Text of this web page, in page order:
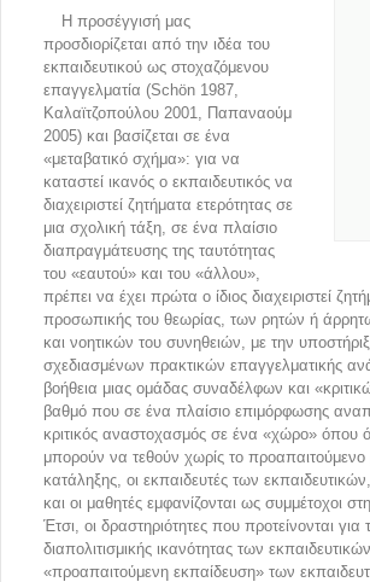
Η προσέγγισή μας
προσδιορίζεται από την ιδέα του
εκπαιδευτικού ως στοχαζόμενου
επαγγελματία (Schӧn 1987,
Καλαϊτζοπούλου 2001, Παπαναούμ
2005) και βασίζεται σε ένα
«μεταβατικό σχήμα»: για να
καταστεί ικανός ο εκπαιδευτικός να
διαχειριστεί ζητήματα ετερότητας σε
μια σχολική τάξη, σε ένα πλαίσιο
διαπραγμάτευσης της ταυτότητας
του «εαυτού» και του «άλλου»,
πρέπει να έχει πρώτα ο ίδιος διαχειριστεί
προσωπικής του θεωρίας, των ρητών ή
και νοητικών του συνηθειών, με την
σχεδιασμένων πρακτικών επαγγελματικής
βοήθεια μιας ομάδας συναδέλφων και
βαθμό που σε ένα πλαίσιο επιμόρφωσης
κριτικός αναστοχασμός σε ένα «χώρο» όπου
μπορούν να τεθούν χωρίς το προαπαιτούμενο
κατάληξης, οι εκπαιδευτές των εκπαιδευτικών,
και οι μαθητές εμφανίζονται ως συμμέτοχοι
Έτσι, οι δραστηριότητες που προτείνονται
διαπολιτισμικής ικανότητας των
«προαπαιτούμενη εκπαίδευση» των